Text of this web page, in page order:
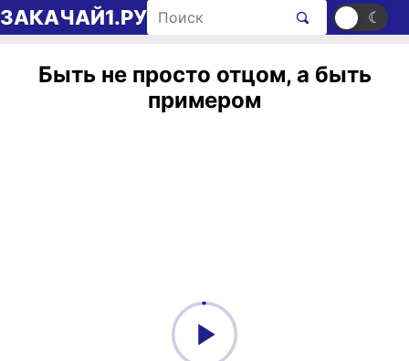
Перейти к содержимому
ЗАКАЧАЙ1.РУ Поиск рингтонов ☀ ☾
Быть не просто отцом, а быть
примером